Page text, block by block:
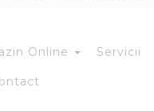
Online Servicii